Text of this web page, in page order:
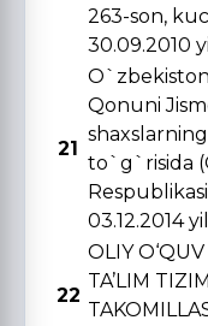
263-son,
30.09.2010
21
Qonuni
to`g`risida
03.12.2014
22
OLIY
TA’LIM